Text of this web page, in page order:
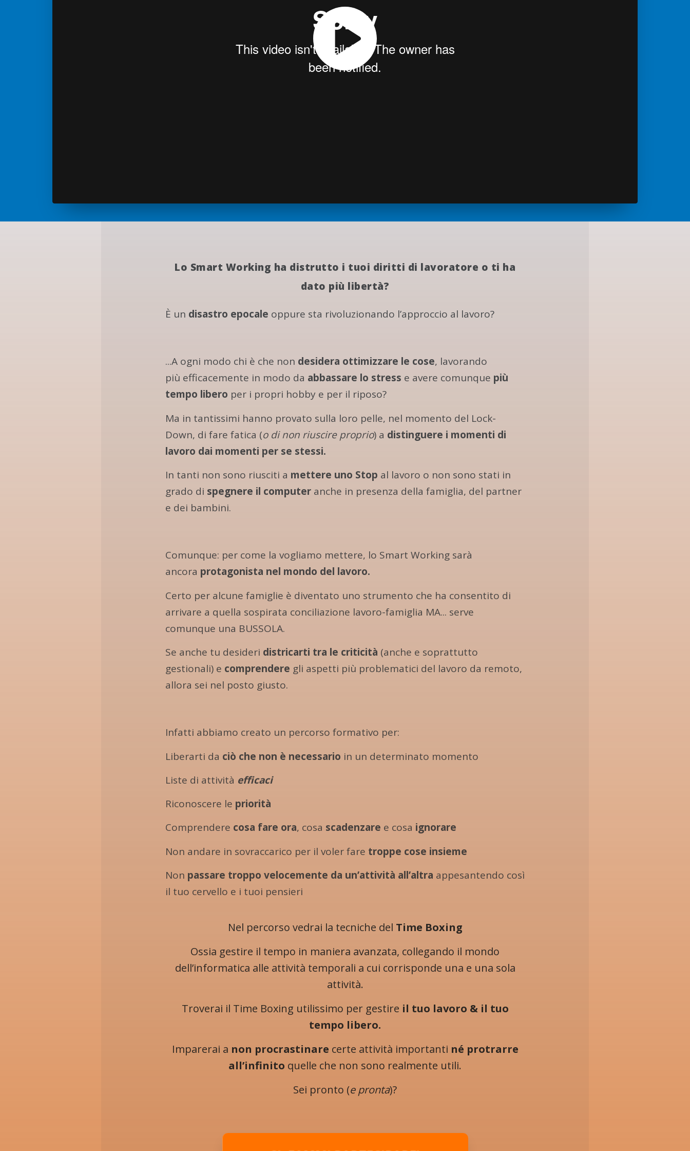
Lo Smart Working ha distrutto i tuoi diritti di lavoratore o ti ha
dato più libertà?
È un disastro epocale oppure sta rivoluzionando l’approccio al lavoro?
...A ogni modo chi è che non desidera ottimizzare le cose, lavorando
più efficacemente in modo da abbassare lo stress e avere comunque più
tempo libero per i propri hobby e per il riposo?
Ma in tantissimi hanno provato sulla loro pelle, nel momento del Lock-
Down, di fare fatica (o di non riuscire proprio) a distinguere i momenti di
lavoro dai momenti per se stessi.
In tanti non sono riusciti a mettere uno Stop al lavoro o non sono stati in
grado di spegnere il computer anche in presenza della famiglia, del partner
e dei bambini.
Comunque: per come la vogliamo mettere, lo Smart Working sarà
ancora protagonista nel mondo del lavoro.
Certo per alcune famiglie è diventato uno strumento che ha consentito di
arrivare a quella sospirata conciliazione lavoro-famiglia MA... serve
comunque una BUSSOLA.
Se anche tu desideri districarti tra le criticità (anche e soprattutto
gestionali) e comprendere gli aspetti più problematici del lavoro da remoto,
allora sei nel posto giusto.
Infatti abbiamo creato un percorso formativo per:
Liberarti da ciò che non è necessario in un determinato momento
Liste di attività efficaci
Riconoscere le priorità
Comprendere cosa fare ora, cosa scadenzare e cosa ignorare
Non andare in sovraccarico per il voler fare troppe cose insieme
Non passare troppo velocemente da un’attività all’altra appesantendo così
il tuo cervello e i tuoi pensieri
Nel percorso vedrai la tecniche del Time Boxing
Ossia gestire il tempo in maniera avanzata, collegando il mondo
dell’informatica alle attività temporali a cui corrisponde una e una sola
attività.
Troverai il Time Boxing utilissimo per gestire il tuo lavoro & il tuo
tempo libero.
Imparerai a non procrastinare certe attività importanti né protrarre
all’infinito quelle che non sono realmente utili.
Sei pronto (e pronta)?